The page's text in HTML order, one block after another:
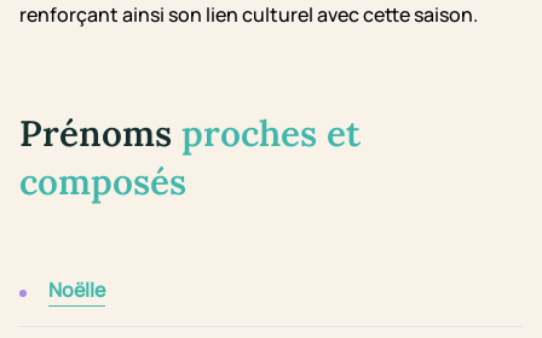
renforçant ainsi son lien culturel avec cette saison.
Prénoms proches et
composés
Noëlle